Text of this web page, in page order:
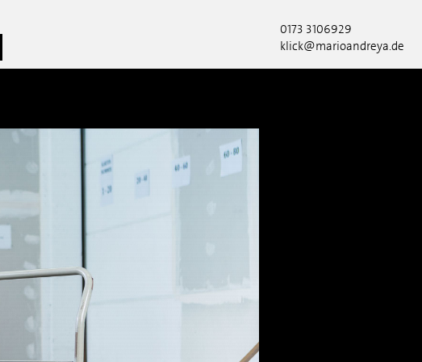
0173 3106929
klick@marioandreya.de